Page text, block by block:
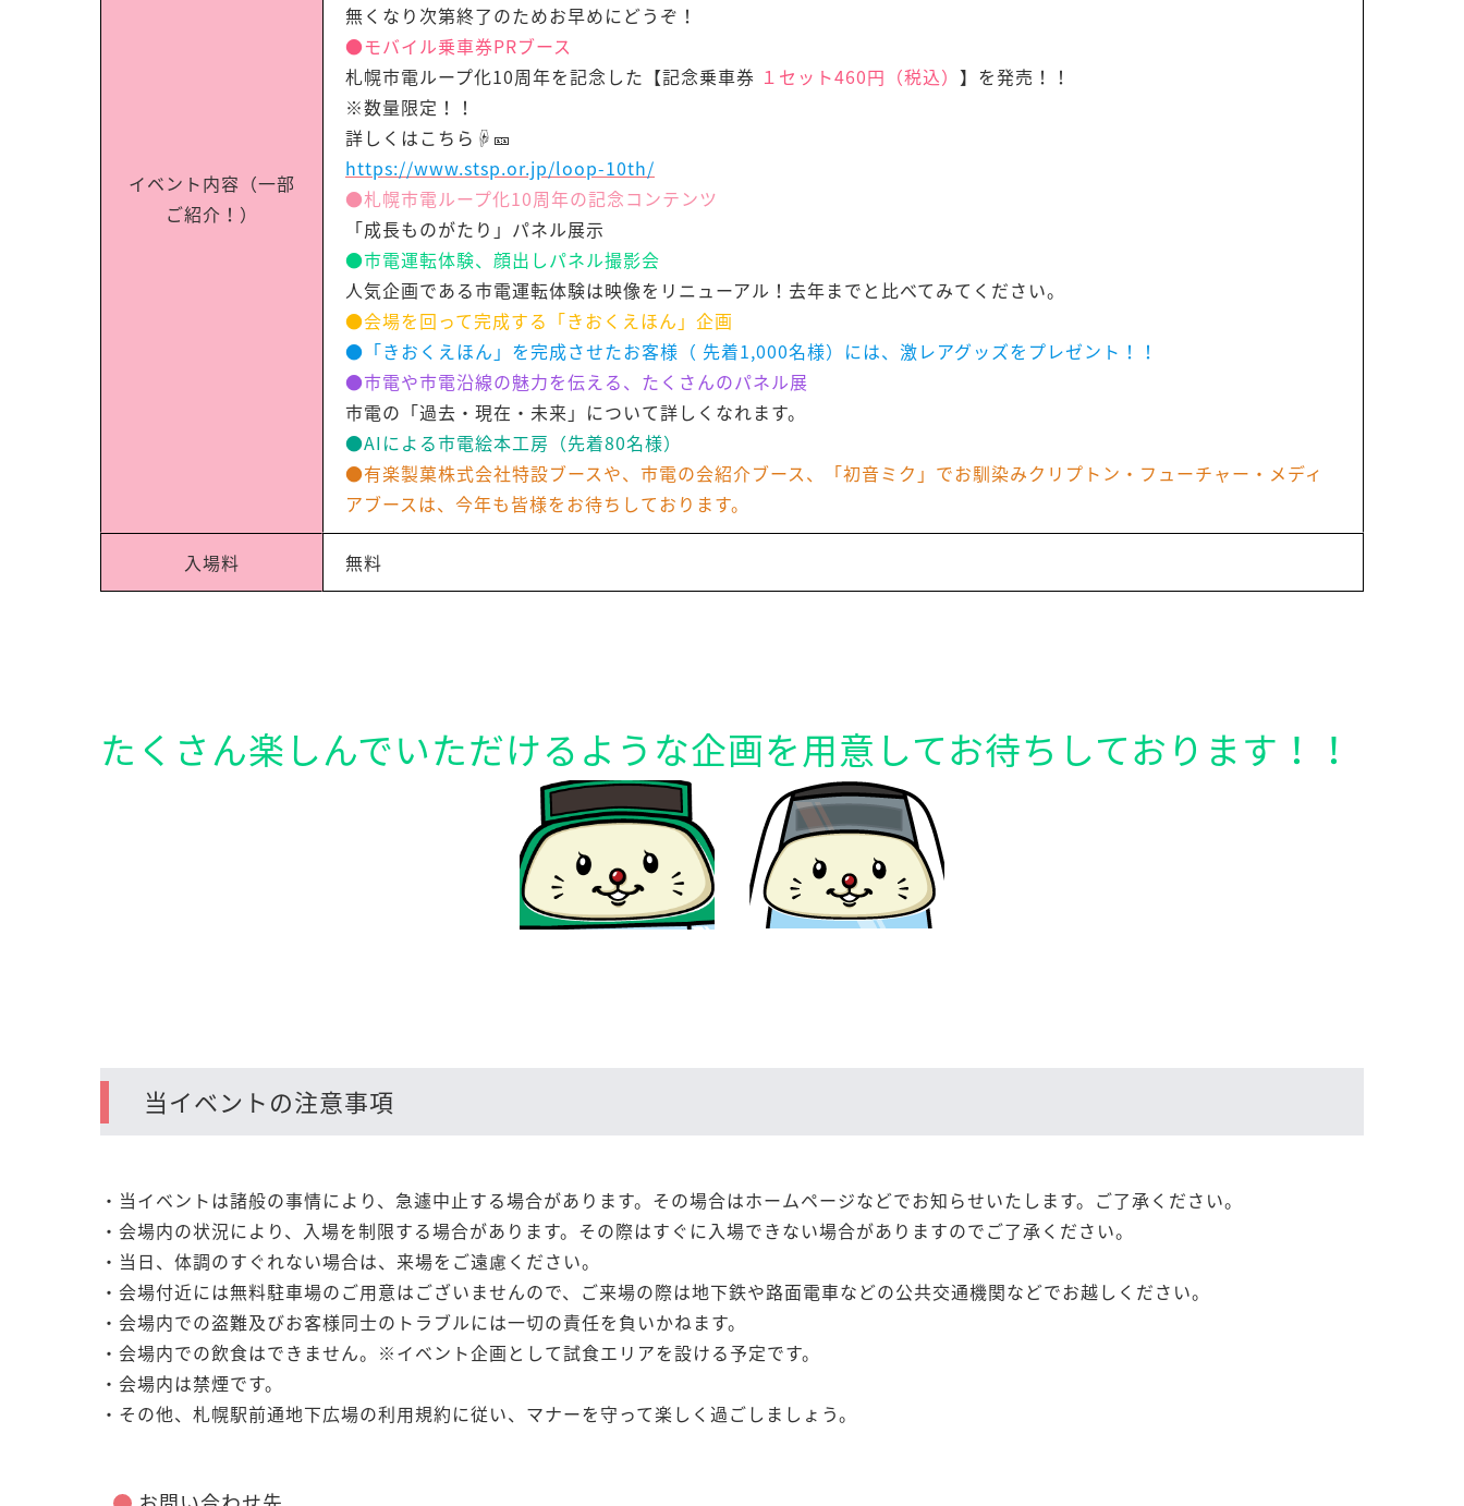
イベント内容（一部
ご紹介！）
無くなり次第終了のためお早めにどうぞ！
●モバイル乗車券PRブース
札幌市電ループ化10周年を記念した【記念乗車券 １セット460円（税込） 】を発売！！
※数量限定！！
詳しくはこちら☟🎫
https://www.stsp.or.jp/loop-10th/
●札幌市電ループ化10周年の記念コンテンツ
「成長ものがたり」パネル展示
●市電運転体験、顔出しパネル撮影会
人気企画である市電運転体験は映像をリニューアル！去年までと比べてみてください。
●会場を回って完成する「きおくえほん」企画
●「きおくえほん」を完成させたお客様（ 先着1,000名様）には、激レアグッズをプレゼント！！
●市電や市電沿線の魅力を伝える、たくさんのパネル展
市電の「過去・現在・未来」について詳しくなれます。
●AIによる市電絵本工房（先着80名様）
●有楽製菓株式会社特設ブースや、市電の会紹介ブース、「初音ミク」でお馴染みクリプトン・フューチャー・メディ
アブースは、今年も皆様をお待ちしております。
入場料 無料
たくさん楽しんでいただけるような企画を用意してお待ちしております！！
当イベントの注意事項
・当イベントは諸般の事情により、急遽中止する場合があります。その場合はホームページなどでお知らせいたします。ご了承ください。
・会場内の状況により、入場を制限する場合があります。その際はすぐに入場できない場合がありますのでご了承ください。
・当日、体調のすぐれない場合は、来場をご遠慮ください。
・会場付近には無料駐車場のご用意はございませんので、ご来場の際は地下鉄や路面電車などの公共交通機関などでお越しください。
・会場内での盗難及びお客様同士のトラブルには一切の責任を負いかねます。
・会場内での飲食はできません。※イベント企画として試食エリアを設ける予定です。
・会場内は禁煙です。
・その他、札幌駅前通地下広場の利用規約に従い、マナーを守って楽しく過ごしましょう。